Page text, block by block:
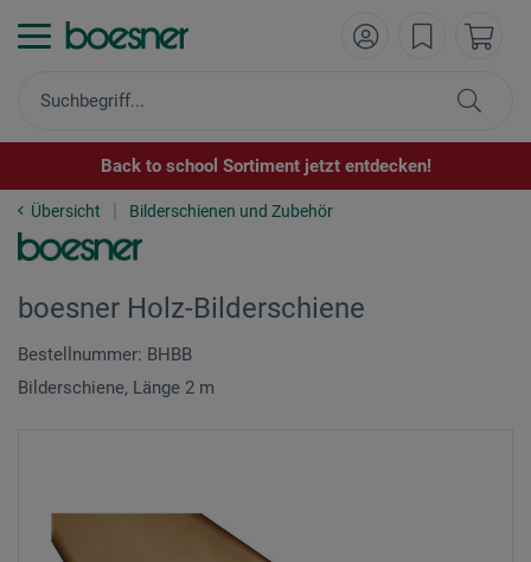
Back to school Sortiment jetzt entdecken!
Übersicht Bilderschienen und Zubehör
boesner Holz-Bilderschiene
Bestellnummer: BHBB
Bilderschiene, Länge 2 m